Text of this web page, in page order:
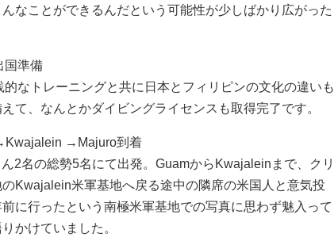
なことができるんだという可能性が少しばかり広がった
国準備
なトレーニングと共に日本とフィリピンの文化の違いも
て、なんとかダイビングライセンスも取得完了です。
→Majuro到着
2名の総勢5名にて出発。GuamからKwajaleinまで、クリ
Kwajalein米軍基地へ戻る途中の隣席の米国人と意気投
に行ったという南極米軍基地での写真に思わず魅入って
かけていました。